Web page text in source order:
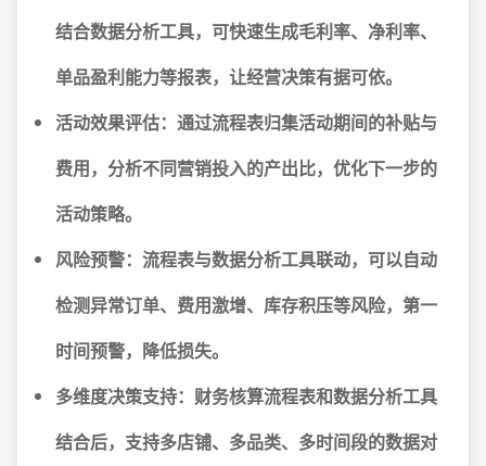
结合数据分析工具，可快速生成毛利率、净利率、
单品盈利能力等报表，让经营决策有据可依。
活动效果评估：通过流程表归集活动期间的补贴与
费用，分析不同营销投入的产出比，优化下一步的
活动策略。
风险预警：流程表与数据分析工具联动，可以自动
检测异常订单、费用激增、库存积压等风险，第一
时间预警，降低损失。
多维度决策支持：财务核算流程表和数据分析工具
结合后，支持多店铺、多品类、多时间段的数据对